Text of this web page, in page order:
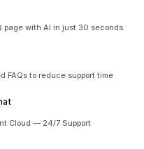
page with AI in just 30 seconds.
FAQs to reduce support time
Cloud — 24/7 Support